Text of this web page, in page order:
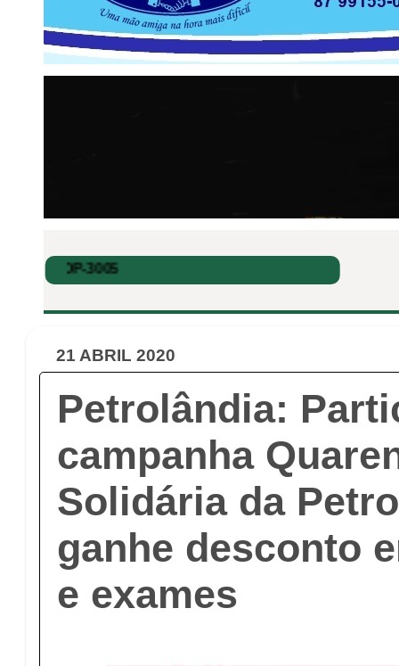
21 ABRIL 2020
Petrolândia:
campanha
Solidária da
ganhe desconto
e exames